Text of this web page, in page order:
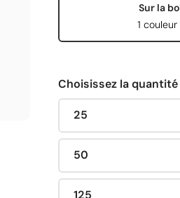
Sur la
1 couleur
Choisissez la quantité
25
50
125